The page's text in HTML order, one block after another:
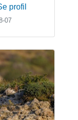
profil
07